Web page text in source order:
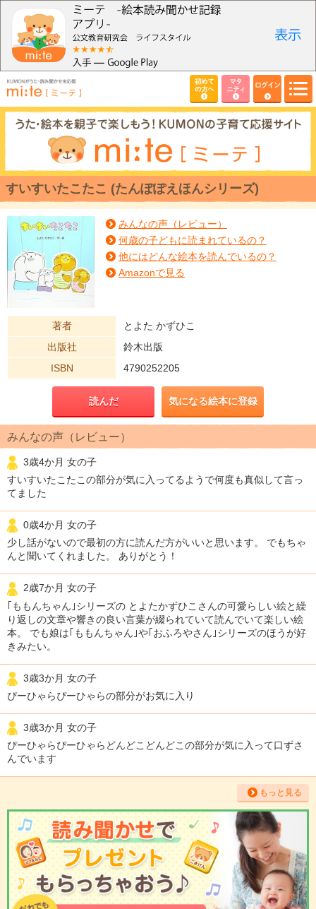
初めて
の方へ
マタ
ニティ
ログイン
すいすいたこたこ (たんぽぽえほんシリーズ)
みんなの声（レビュー）
何歳の子どもに読まれているの？
他にはどんな絵本を読んでいるの？
Amazonで見る
著者
とよた かずひこ
出版社
鈴木出版
ISBN
4790252205
読んだ 気になる絵本に登録
みんなの声（レビュー）
3歳4か月 女の子
すいすいたこたこの部分が気に入ってるようで何度も真似して言っ
てました
0歳4か月 女の子
少し話がないので最初の方に読んだ方がいいと思います。 でもちゃ
んと聞いてくれました。 ありがとう！
2歳7か月 女の子
｢ももんちゃん｣シリーズの とよたかずひこさんの可愛らしい絵と繰
り返しの文章や響きの良い言葉が綴られていて読んでいて楽しい絵
本。 でも娘は｢ももんちゃん｣や｢おふろやさん｣シリーズのほうが好
きみたい。
3歳3か月 女の子
ぴーひゃらぴーひゃらの部分がお気に入り
3歳3か月 女の子
ぴーひゃらぴーひゃらどんどこどんどこの部分が気に入って口ずさ
んでいます
もっと見る